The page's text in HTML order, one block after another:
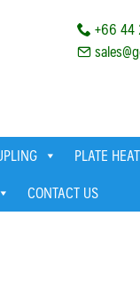
+66 44
PLATE
CONTACT US